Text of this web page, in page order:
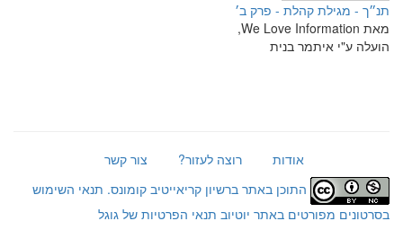
תנ״ך - מגילת קהלת - פרק ב׳
מאת We Love Information,
הועלה ע"י איתמר בנית
אודות רוצה לעזור?
צור קשר
התוכן באתר ברשיון קריאייטיב קומונס. תנאי השימוש
בסרטונים מפורטים באתר יוטיוב תנאי הפרטיות של גוגל